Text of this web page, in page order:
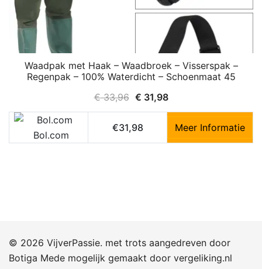
Waadpak met Haak – Waadbroek – Visserspak –
Regenpak – 100% Waterdicht – Schoenmaat 45
€33,96 Oorspronkelijke
prijs
was:
€ 33,96.
€ 31,98Huidige
prijs
is:
€ 31,98.
Bol.com
€31,98 Meer Informatie
© 2026 VijverPassie. met trots aangedreven door
Botiga Mede mogelijk gemaakt door vergeliking.nl